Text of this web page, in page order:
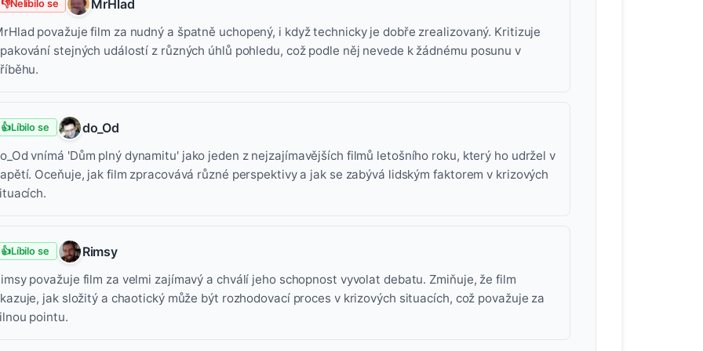
👎Nelíbilo se MrHlad
považuje film za nudný a špatně uchopený, i když technicky je dobře zrealizovaný. Kritizuje
stejných událostí z různých úhlů pohledu, což podle něj nevede k žádnému posunu v
👍Líbilo se do_Od
vnímá 'Dům plný dynamitu' jako jeden z nejzajímavějších filmů letošního roku, který ho udržel v
Oceňuje, jak film zpracovává různé perspektivy a jak se zabývá lidským faktorem v krizových
👍Líbilo se Rimsy
považuje film za velmi zajímavý a chválí jeho schopnost vyvolat debatu. Zmiňuje, že film
jak složitý a chaotický může být rozhodovací proces v krizových situacích, což považuje za
pointu.